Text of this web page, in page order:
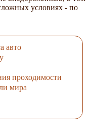
условиях - по
авто
проходимости
мира